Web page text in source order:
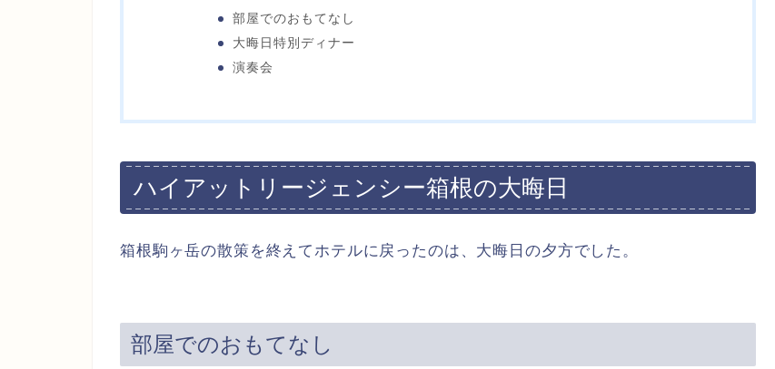
部屋でのおもてなし
大晦日特別ディナー
演奏会
ハイアットリージェンシー箱根の大晦日
箱根駒ヶ岳の散策を終えてホテルに戻ったのは、大晦日の夕方でした。
部屋でのおもてなし